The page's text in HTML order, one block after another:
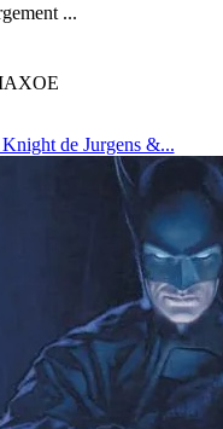
...
de Jurgens &...